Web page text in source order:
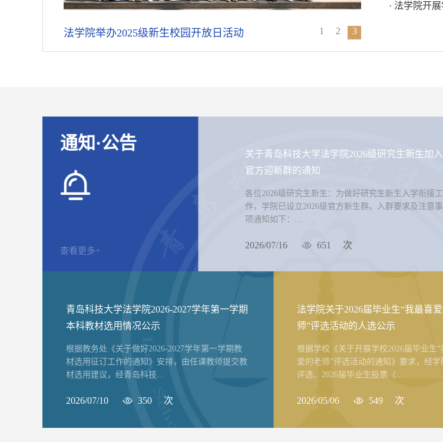
法学院举办2025级新生校园开放日活动 1 2 3
· 法学院开
通知·公告
查看更多+
关于青岛科技大学法学院2026级研究生新生加入
官方迎新群的通知
各位2026级研究生新生：为做好研究生新生入学衔接工
作，学院已设立2026级官方新生群。入群要求及注意事
项通知如下：...
2026/07/16 651 次
青岛科技大学法学院2026-2027学年第一学期
本科教材选用情况公示
根据教务处《关于做好2026-2027学年第一学期教
材选用征订工作的通知》安排，由任课教师提交教
材选用建议，经青岛科技...
2026/07/10 350 次
法学院关于2026届毕业生“我最喜
师”评选活动的人选公示
根据学校《关于开展学校2026届毕业生“
爱的老师”评选活动的通知》要求，经学
评选、2026届毕业生投票（...
2026/05/06 549 次